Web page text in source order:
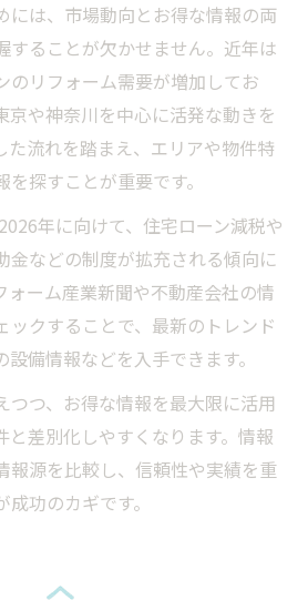
には、市場動向とお得な情報の両
することが欠かせません。近年は
のリフォーム需要が増加してお
京や神奈川を中心に活発な動きを
た流れを踏まえ、エリアや物件特
探すことが重要です。
年に向けて、住宅ローン減税や
金などの制度が拡充される傾向に
ォーム産業新聞や不動産会社の情
ックすることで、最新のトレンド
備情報などを入手できます。
つつ、お得な情報を最大限に活用
と差別化しやすくなります。情報
報源を比較し、信頼性や実績を重
功のカギです。